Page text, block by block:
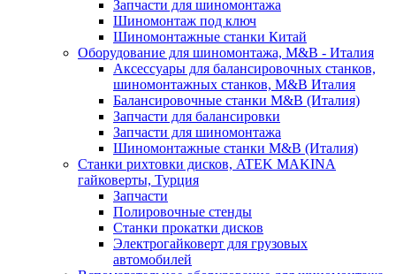
Запчасти для шиномонтажа
Шиномонтаж под ключ
Шиномонтажные станки Китай
Оборудование для шиномонтажа, M&B - Италия
Аксессуары для балансировочных станков,
шиномонтажных станков, M&B Италия
Балансировочные станки M&B (Италия)
Запчасти для балансировки
Запчасти для шиномонтажа
Шиномонтажные станки M&B (Италия)
Станки рихтовки дисков, ATEK MAKINA
гайковерты, Турция
Запчасти
Полировочные стенды
Станки прокатки дисков
Электрогайковерт для грузовых
автомобилей